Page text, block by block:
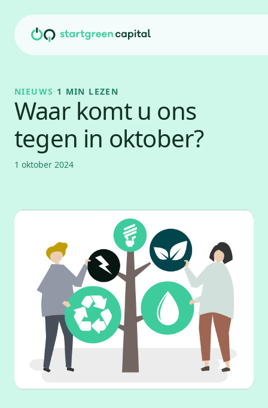
NIEUWS· 1 MIN LEZEN
Waar komt u ons
tegen in oktober?
1 oktober 2024